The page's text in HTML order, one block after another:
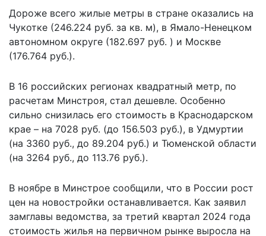
Дороже всего жилые метры в стране оказались на
Чукотке (246.224 руб. за кв. м), в Ямало-Ненецком
автономном округе (182.697 руб. ) и Москве
(176.764 руб.).
В 16 российских регионах квадратный метр, по
расчетам Минстроя, стал дешевле. Особенно
сильно снизилась его стоимость в Краснодарском
крае – на 7028 руб. (до 156.503 руб.), в Удмуртии
(на 3360 руб., до 89.204 руб.) и Тюменской области
(на 3264 руб., до 113.76 руб.).
В ноябре в Минстрое сообщили, что в России рост
цен на новостройки останавливается. Как заявил
замглавы ведомства, за третий квартал 2024 года
стоимость жилья на первичном рынке выросла на